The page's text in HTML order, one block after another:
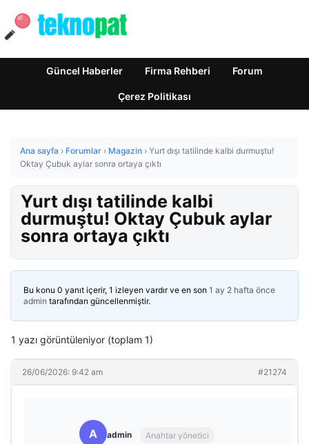
Güncel Haberler Firma Rehberi Forum
Çerez Politikası
Ana sayfa › Forumlar › Magazin › Yurt dışı tatilinde kalbi durmuştu!
Oktay Çubuk aylar sonra ortaya çıktı
Yurt dışı tatilinde kalbi
durmuştu! Oktay Çubuk aylar
sonra ortaya çıktı
Bu konu 0 yanıt içerir, 1 izleyen vardır ve en son 1 ay 2 hafta önce
admin tarafından güncellenmiştir.
1 yazı görüntüleniyor (toplam 1)
26/06/2026: 9:42 am #21274
A admin Anahtar yönetici